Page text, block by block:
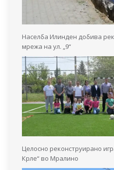
Населба Илинден добива
мрежа на ул. „9“
Целосно реконструирано
Крле“ во Мралино